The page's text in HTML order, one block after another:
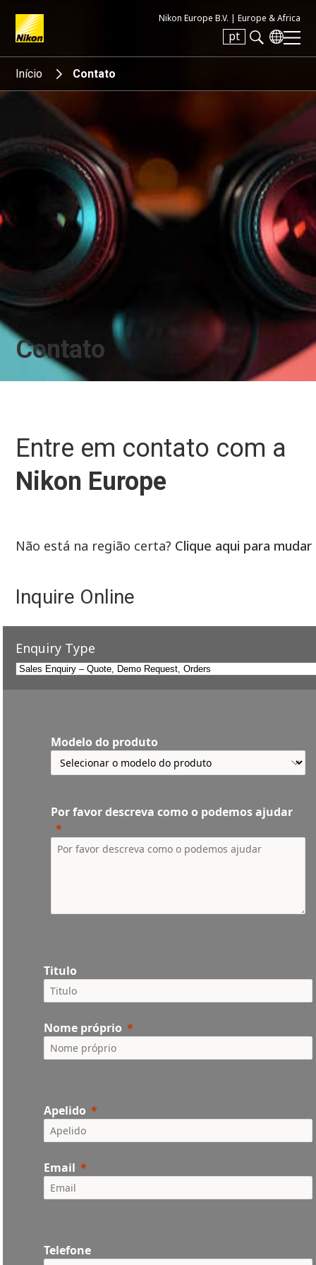
Nikon Europe B.V. | Europe & Africa
pt
Search keyword(s)
Início Contato
Contato
Entre em contato com a
Nikon Europe
Não está na região certa? Clique aqui para mudar
Inquire Online
Enquiry Type
Modelo do produto
Por favor descreva como o podemos ajudar
Titulo
Nome próprio
Apelido
Email
Telefone